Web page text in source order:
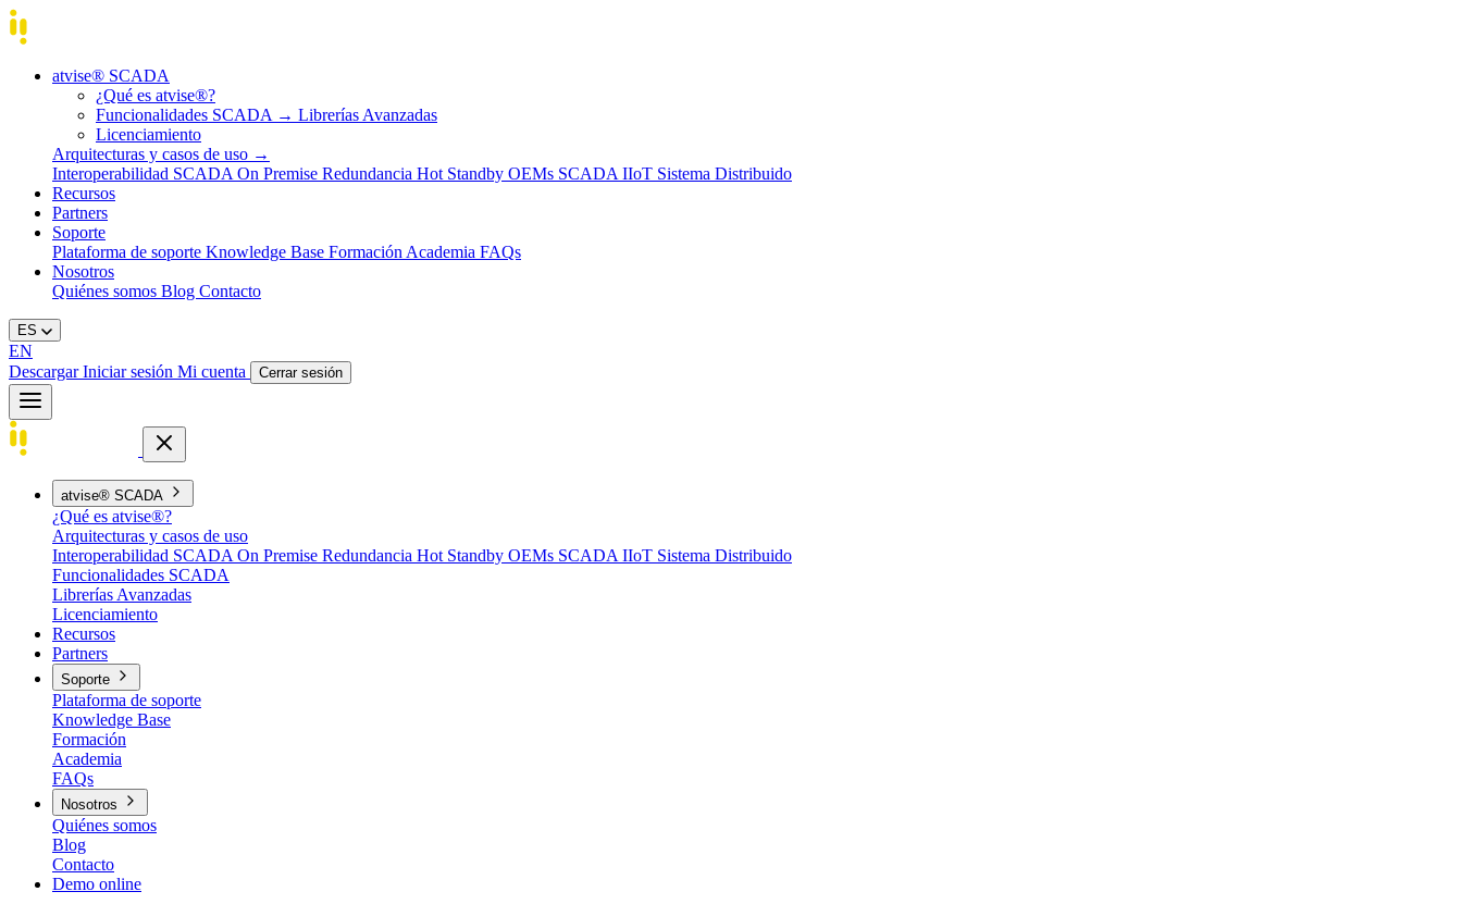
atvise® SCADA
¿Qué es atvise®?
Funcionalidades SCADA → Librerías Avanzadas
Licenciamiento
Arquitecturas y casos de uso →
Interoperabilidad SCADA On Premise Redundancia Hot Standby OEMs SCADA IIoT Sistema Distribuido
Recursos
Partners
Soporte
Plataforma de soporte Knowledge Base Formación Academia FAQs
Nosotros
Quiénes somos Blog Contacto
ES
EN
DescargarIniciar sesión Mi cuenta Cerrar sesión
atvise® SCADA
¿Qué es atvise®?
Arquitecturas y casos de uso
Interoperabilidad SCADA On Premise Redundancia Hot Standby OEMs SCADA IIoT Sistema Distribuido
Funcionalidades SCADA
Librerías Avanzadas
Licenciamiento
Recursos
Partners
Soporte
Plataforma de soporte
Knowledge Base
Formación
Academia
FAQs
Nosotros
Quiénes somos
Blog
Contacto
Demo online